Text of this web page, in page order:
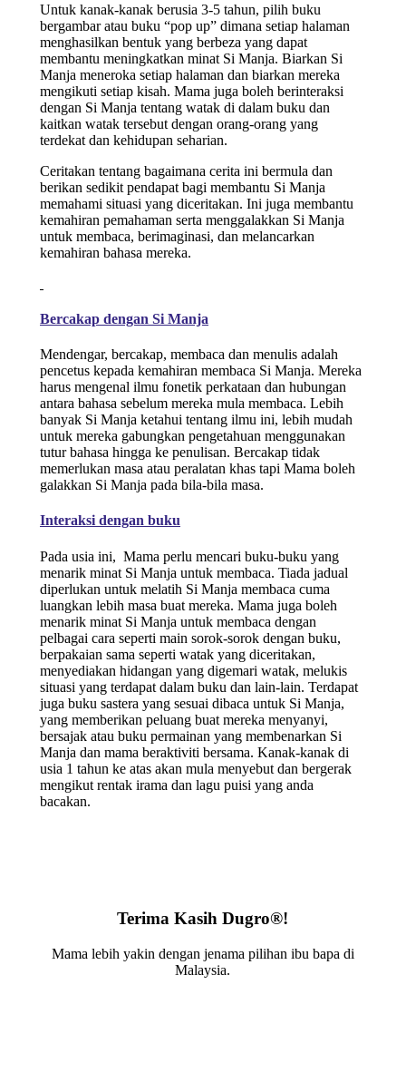
Untuk kanak-kanak berusia 3-5 tahun, pilih buku
bergambar atau buku “pop up” dimana setiap halaman
menghasilkan bentuk yang berbeza yang dapat
membantu meningkatkan minat Si Manja. Biarkan Si
Manja meneroka setiap halaman dan biarkan mereka
mengikuti setiap kisah. Mama juga boleh berinteraksi
dengan Si Manja tentang watak di dalam buku dan
kaitkan watak tersebut dengan orang-orang yang
terdekat dan kehidupan seharian.
Ceritakan tentang bagaimana cerita ini bermula dan
berikan sedikit pendapat bagi membantu Si Manja
memahami situasi yang diceritakan. Ini juga membantu
kemahiran pemahaman serta menggalakkan Si Manja
untuk membaca, berimaginasi, dan melancarkan
kemahiran bahasa mereka.
Bercakap dengan Si Manja
Mendengar, bercakap, membaca dan menulis adalah
pencetus kepada kemahiran membaca Si Manja. Mereka
harus mengenal ilmu fonetik perkataan dan hubungan
antara bahasa sebelum mereka mula membaca. Lebih
banyak Si Manja ketahui tentang ilmu ini, lebih mudah
untuk mereka gabungkan pengetahuan menggunakan
tutur bahasa hingga ke penulisan. Bercakap tidak
memerlukan masa atau peralatan khas tapi Mama boleh
galakkan Si Manja pada bila-bila masa.
Interaksi dengan buku
Pada usia ini, Mama perlu mencari buku-buku yang
menarik minat Si Manja untuk membaca. Tiada jadual
diperlukan untuk melatih Si Manja membaca cuma
luangkan lebih masa buat mereka. Mama juga boleh
menarik minat Si Manja untuk membaca dengan
pelbagai cara seperti main sorok-sorok dengan buku,
berpakaian sama seperti watak yang diceritakan,
menyediakan hidangan yang digemari watak, melukis
situasi yang terdapat dalam buku dan lain-lain. Terdapat
juga buku sastera yang sesuai dibaca untuk Si Manja,
yang memberikan peluang buat mereka menyanyi,
bersajak atau buku permainan yang membenarkan Si
Manja dan mama beraktiviti bersama. Kanak-kanak di
usia 1 tahun ke atas akan mula menyebut dan bergerak
mengikut rentak irama dan lagu puisi yang anda
bacakan.
Terima Kasih Dugro®!
Mama lebih yakin dengan jenama pilihan ibu bapa di
Malaysia.